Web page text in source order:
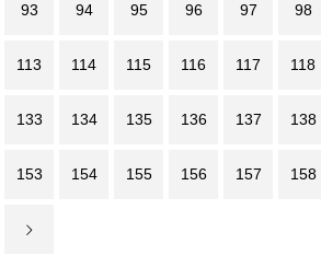
93 94 95 96 97 98
113 114 115 116 117 118
133 134 135 136 137 138
153 154 155 156 157 158